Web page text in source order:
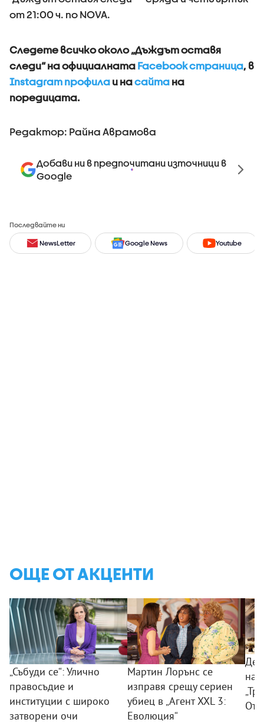
от 21:00 ч. по NOVA.
Следете всичко около „Дъждът оставя
следи“ на официалната Facebook страница, в
Instagram профила и насайта на
поредицата.
Редактор: Райна Аврамова
Добави ни в предпочитани източници в
Google
Последвайте ни
NewsLetter Google News Youtube
ОЩЕ ОТ АКЦЕНТИ
„Събуди се“: Улично
правосъдие и
институции с широко
затворени очи
Мартин Лорънс се
изправя срещу сериен
убиец в „Агент XXL 3:
Еволюция“
на